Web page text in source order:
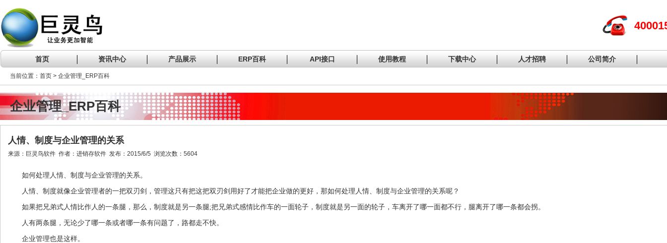
首页 资讯中心 产品展示 ERP百科 API接口 使用教程 下载中心 人才招聘 公司简介
当前位置：首页 > 企业管理_ERP百科
企业管理_ERP百科
人情、制度与企业管理的关系
来源：巨灵鸟软件 作者：进销存软件 发布：2015/6/5 浏览次数：5604
如何处理人情、制度与企业管理的关系。
人情、制度就像企业管理者的一把双刃剑，管理这只有把这把双刃剑用好了才能把企业做的更好，那如何处理人情、制度与企业管理的关系呢？
如果把兄弟式人情比作人的一条腿，那么，制度就是另一条腿;把兄弟式感情比作车的一面轮子，制度就是另一面的轮子，车离开了哪一面都不行，腿离开了哪一条都会拐。
人有两条腿，无论少了哪一条或者哪一条有问题了，路都走不快。
企业管理也是这样。